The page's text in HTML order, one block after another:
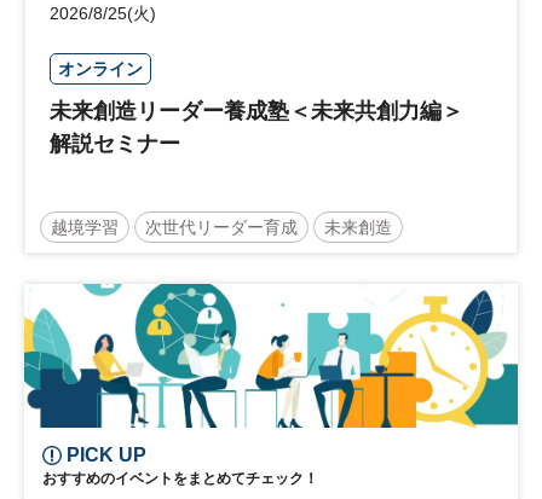
2026/8/25(火)
オンライン
未来創造リーダー養成塾＜未来共創力編＞
解説セミナー
越境学習 次世代リーダー育成 未来創造
リーダーシップ 新規事業
PICK UP
おすすめのイベントをまとめてチェック！